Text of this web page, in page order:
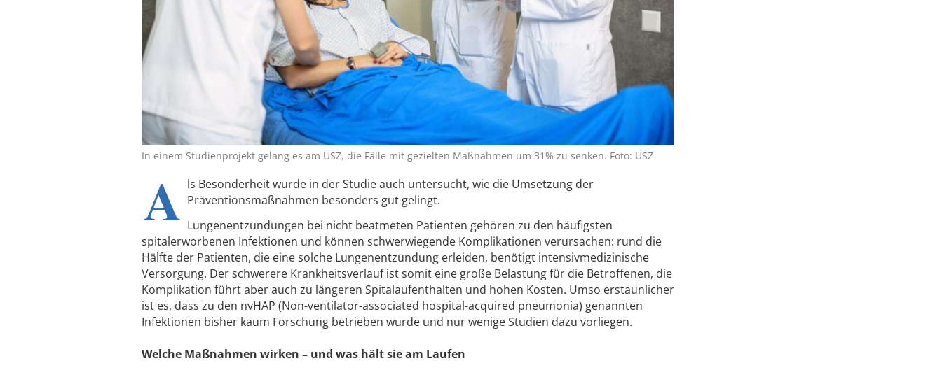
In einem Studienprojekt gelang es am USZ, die Fälle mit gezielten Maßnahmen um 31% zu senken. Foto: USZ
A ls Besonderheit wurde in der Studie auch untersucht, wie die Umsetzung der
Präventionsmaßnahmen besonders gut gelingt.
Lungenentzündungen bei nicht beatmeten Patienten gehören zu den häufigsten
spitalerworbenen Infektionen und können schwerwiegende Komplikationen verursachen: rund die
Hälfte der Patienten, die eine solche Lungenentzündung erleiden, benötigt intensivmedizinische
Versorgung. Der schwerere Krankheitsverlauf ist somit eine große Belastung für die Betroffenen, die
Komplikation führt aber auch zu längeren Spitalaufenthalten und hohen Kosten. Umso erstaunlicher
ist es, dass zu den nvHAP (Non-ventilator-associated hospital-acquired pneumonia) genannten
Infektionen bisher kaum Forschung betrieben wurde und nur wenige Studien dazu vorliegen.
Welche Maßnahmen wirken – und was hält sie am Laufen